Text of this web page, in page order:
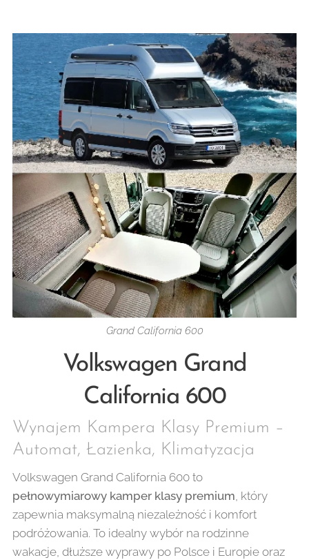
Grand California 600
Volkswagen Grand
California 600
Wynajem Kampera Klasy Premium –
Automat, Łazienka, Klimatyzacja
Volkswagen Grand California 600 to
pełnowymiarowy kamper klasy premium, który
zapewnia maksymalną niezależność i komfort
podróżowania. To idealny wybór na rodzinne
wakacje, dłuższe wyprawy po Polsce i Europie oraz